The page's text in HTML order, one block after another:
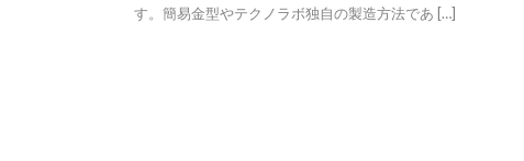
す。簡易金型やテクノラボ独自の製造方法であ […]